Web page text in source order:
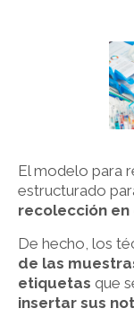
El modelo para
estructurado
recolección en
De hecho, los
de las
etiquetas que
insertar sus